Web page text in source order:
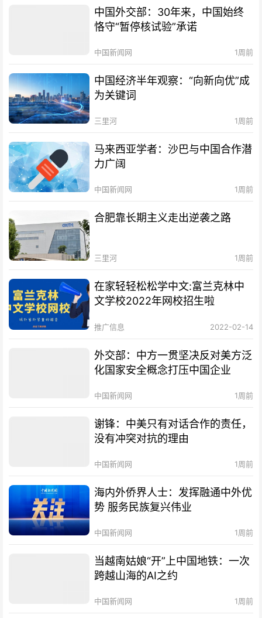
中国外交部：30年来，中国始终
恪守“暂停核试验”承诺
中国新闻网 1周前
中国经济半年观察：“向新向优”成
为关键词
三里河 1周前
马来西亚学者：沙巴与中国合作潜
力广阔
中国新闻网 1周前
合肥靠长期主义走出逆袭之路
三里河 1周前
在家轻轻松松学中文:富兰克林中
文学校2022年网校招生啦
推广信息 2022-02-14
外交部：中方一贯坚决反对美方泛
化国家安全概念打压中国企业
中国新闻网 1周前
谢锋：中美只有对话合作的责任，
没有冲突对抗的理由
中国新闻网 1周前
海内外侨界人士：发挥融通中外优
势 服务民族复兴伟业
中国新闻网 1周前
当越南姑娘“开”上中国地铁：一次
跨越山海的AI之约
中国新闻网 1周前